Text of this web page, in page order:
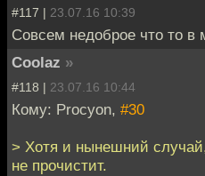
#117 | 23.07.16 10:39
Совсем недоброе что то в
Coolaz »
#118 | 23.07.16 10:44
Кому: Procyon, #30
> Хотя и нынешний
не прочистит.